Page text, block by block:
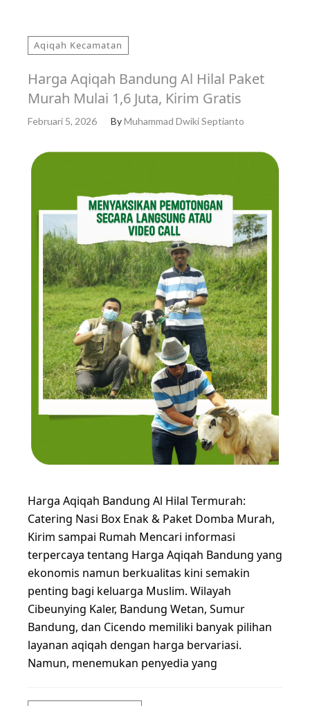
Aqiqah Kecamatan
Harga Aqiqah Bandung Al Hilal Paket
Murah Mulai 1,6 Juta, Kirim Gratis
Februari 5, 2026 ByMuhammad Dwiki Septianto
Harga Aqiqah Bandung Al Hilal Termurah:
Catering Nasi Box Enak & Paket Domba Murah,
Kirim sampai Rumah Mencari informasi
terpercaya tentang Harga Aqiqah Bandung yang
ekonomis namun berkualitas kini semakin
penting bagi keluarga Muslim. Wilayah
Cibeunying Kaler, Bandung Wetan, Sumur
Bandung, dan Cicendo memiliki banyak pilihan
layanan aqiqah dengan harga bervariasi.
Namun, menemukan penyedia yang